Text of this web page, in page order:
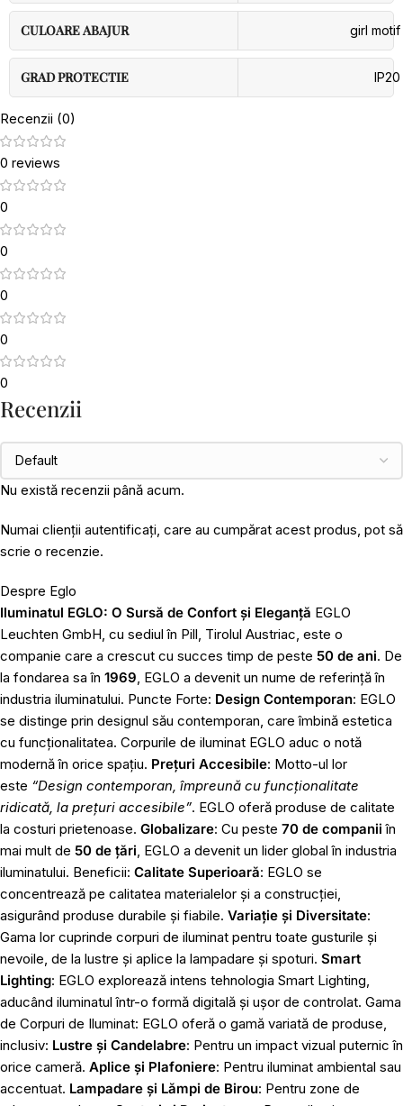
CULOARE ABAJUR girl motif
GRAD PROTECTIE IP20
Recenzii (0)
0 reviews
0
0
0
0
0
Recenzii
Nu există recenzii până acum.
Numai clienții autentificați, care au cumpărat acest produs, pot să
scrie o recenzie.
Despre Eglo
Iluminatul EGLO: O Sursă de Confort și Eleganță EGLO
Leuchten GmbH, cu sediul în Pill, Tirolul Austriac, este o
companie care a crescut cu succes timp de peste 50 de ani. De
la fondarea sa în 1969, EGLO a devenit un nume de referință în
industria iluminatului. Puncte Forte: Design Contemporan: EGLO
se distinge prin designul său contemporan, care îmbină estetica
cu funcționalitatea. Corpurile de iluminat EGLO aduc o notă
modernă în orice spațiu. Prețuri Accesibile: Motto-ul lor
este “Design contemporan, împreună cu funcționalitate
ridicată, la prețuri accesibile”. EGLO oferă produse de calitate
la costuri prietenoase. Globalizare: Cu peste 70 de companii în
mai mult de 50 de țări, EGLO a devenit un lider global în industria
iluminatului. Beneficii: Calitate Superioară: EGLO se
concentrează pe calitatea materialelor și a construcției,
asigurând produse durabile și fiabile. Variație și Diversitate:
Gama lor cuprinde corpuri de iluminat pentru toate gusturile și
nevoile, de la lustre și aplice la lampadare și spoturi. Smart
Lighting: EGLO explorează intens tehnologia Smart Lighting,
aducând iluminatul într-o formă digitală și ușor de controlat. Gama
de Corpuri de Iluminat: EGLO oferă o gamă variată de produse,
inclusiv: Lustre și Candelabre: Pentru un impact vizual puternic în
orice cameră. Aplice și Plafoniere: Pentru iluminat ambiental sau
accentuat. Lampadare și Lămpi de Birou: Pentru zone de